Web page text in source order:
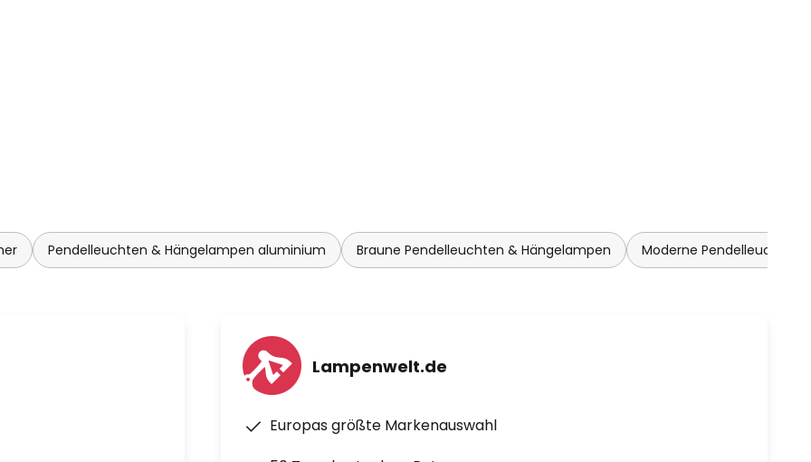
Pendelleuchten & Hängelampen aluminium Braune Pendelleuchten & Hängelampen Moderne Pendelleuchten
Lampenwelt.de
Europas größte Markenauswahl